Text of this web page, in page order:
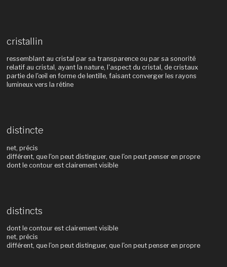
cristallin
ressemblant au cristal par sa transparence ou par sa sonorité
relatif au cristal, ayant la nature, l'aspect du cristal, de cristaux
partie de l'œil en forme de lentille, faisant converger les rayons
lumineux vers la rétine
distincte
net, précis
différent, que l'on peut distinguer, que l'on peut penser en propre
dont le contour est clairement visible
distincts
dont le contour est clairement visible
net, précis
différent, que l'on peut distinguer, que l'on peut penser en propre